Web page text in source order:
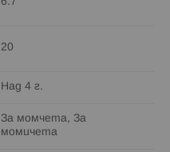
6.7
20
Над 4 г.
За момчета, За
момичета